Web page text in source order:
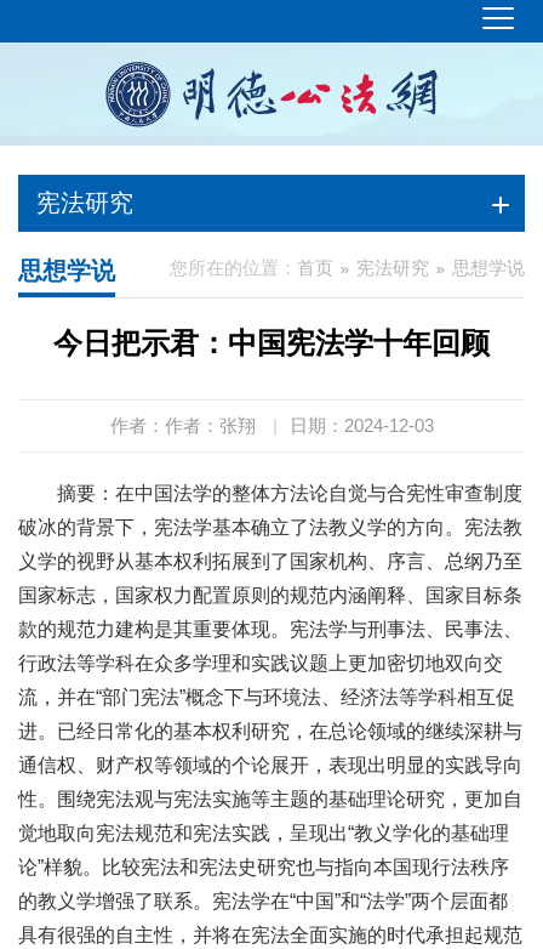
宪法研究
您所在的位置： 首页 宪法研究 思想学说
思想学说
今日把示君：中国宪法学十年回顾
作者：作者：张翔 | 日期：2024-12-03
摘要：在中国法学的整体方法论自觉与合宪性审查制度
破冰的背景下，宪法学基本确立了法教义学的方向。宪法教
义学的视野从基本权利拓展到了国家机构、序言、总纲乃至
国家标志，国家权力配置原则的规范内涵阐释、国家目标条
款的规范力建构是其重要体现。宪法学与刑事法、民事法、
行政法等学科在众多学理和实践议题上更加密切地双向交
流，并在“部门宪法”概念下与环境法、经济法等学科相互促
进。已经日常化的基本权利研究，在总论领域的继续深耕与
通信权、财产权等领域的个论展开，表现出明显的实践导向
性。围绕宪法观与宪法实施等主题的基础理论研究，更加自
觉地取向宪法规范和宪法实践，呈现出“教义学化的基础理
论”样貌。比较宪法和宪法史研究也与指向本国现行法秩序
的教义学增强了联系。宪法学在“中国”和“法学”两个层面都
具有很强的自主性，并将在宪法全面实施的时代承担起规范